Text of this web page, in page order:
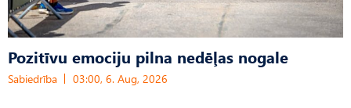
Pozitīvu emociju pilna nedēļas nogale
Sabiedrība 03:00, 6. Aug, 2026